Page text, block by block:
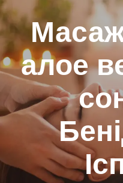
алое